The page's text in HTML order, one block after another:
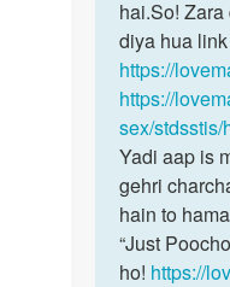
hai.So!
diya hua
https://
https://
sex/
Yadi aap is
gehri
hain to
“Just
ho! https://